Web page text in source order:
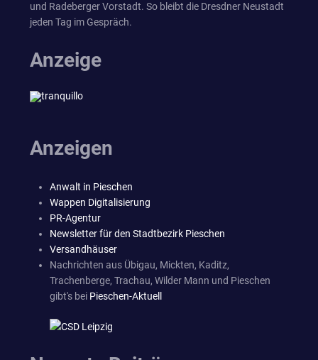
und Radeberger Vorstadt. So bleibt die Dresdner Neustadt
jeden Tag im Gespräch.
Anzeige
Anzeigen
Anwalt in Pieschen
Wappen Digitalisierung
PR-Agentur
Newsletter für den Stadtbezirk Pieschen
Versandhäuser
Nachrichten aus Übigau, Mickten, Kaditz,
Trachenberge, Trachau, Wilder Mann und Pieschen
gibt's bei Pieschen-Aktuell